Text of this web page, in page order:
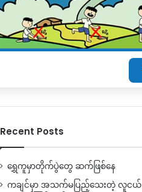
Recent Posts
ရွှေကူမှာတိုက်ပွဲတွေ ဆက်ဖြစ်နေ
ကချင်မှာ အသက်မပြည့်သေးတဲ့ လူငယ်